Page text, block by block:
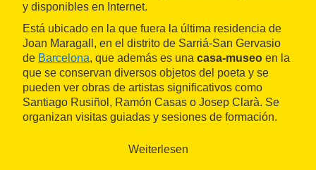
y disponibles en Internet.
Está ubicado en la que fuera la última residencia de
Joan Maragall, en el distrito de Sarriá-San Gervasio
de Barcelona, que además es una casa-museo en la
que se conservan diversos objetos del poeta y se
pueden ver obras de artistas significativos como
Santiago Rusiñol, Ramón Casas o Josep Clarà. Se
organizan visitas guiadas y sesiones de formación.
Weiterlesen